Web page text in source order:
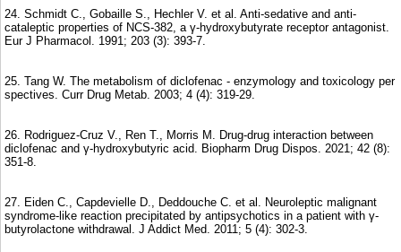
24. Schmidt C., Gobaille S., Hechler V. et al. Anti-sedative and anti-
cataleptic properties of NCS-382, a γ-hydroxybutyrate receptor antagonist.
Eur J Pharmacol. 1991; 203 (3): 393-7.
25. Tang W. The metabolism of diclofenac - enzymology and toxicology per
spectives. Curr Drug Metab. 2003; 4 (4): 319-29.
26. Rodriguez-Cruz V., Ren T., Morris M. Drug-drug interaction between
diclofenac and γ-hydroxybutyric acid. Biopharm Drug Dispos. 2021; 42 (8):
351-8.
27. Eiden C., Capdevielle D., Deddouche C. et al. Neuroleptic malignant
syndrome-like reaction precipitated by antipsychotics in a patient with γ-
butyrolactone withdrawal. J Addict Med. 2011; 5 (4): 302-3.